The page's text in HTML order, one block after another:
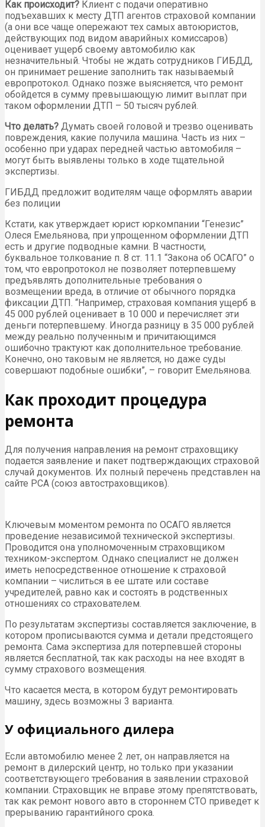
Как происходит? Клиент с подачи оперативно
подъехавших к месту ДТП агентов страховой компании
(а они все чаще опережают тех самых автоюристов,
действующих под видом аварийных комиссаров)
оценивает ущерб своему автомобилю как
незначительный. Чтобы не ждать сотрудников ГИБДД,
он принимает решение заполнить так называемый
европротокол. Однако позже выясняется, что ремонт
обойдется в сумму превышающую лимит выплат при
таком оформлении ДТП – 50 тысяч рублей.
Что делать? Думать своей головой и трезво оценивать
повреждения, какие получила машина. Часть из них –
особенно при ударах передней частью автомобиля –
могут быть выявлены только в ходе тщательной
экспертизы.
ГИБДД предложит водителям чаще оформлять аварии
без полиции
Кстати, как утверждает юрист юркомпании “Генезис”
Олеся Емельянова, при упрощенном оформлении ДТП
есть и другие подводные камни. В частности,
буквальное толкование п. 8 ст. 11.1 “Закона об ОСАГО” о
том, что европротокол не позволяет потерпевшему
предъявлять дополнительные требования о
возмещении вреда, в отличие от обычного порядка
фиксации ДТП. “Например, страховая компания ущерб в
45 000 рублей оценивает в 10 000 и перечисляет эти
деньги потерпевшему. Иногда разницу в 35 000 рублей
между реально полученным и причитающимся
ошибочно трактуют как дополнительное требование.
Конечно, оно таковым не является, но даже суды
совершают подобные ошибки”, – говорит Емельянова.
Как проходит процедура
ремонта
Для получения направления на ремонт страховщику
подается заявление и пакет подтверждающих страховой
случай документов. Их полный перечень представлен на
сайте РСА (союз автостраховщиков).
Ключевым моментом ремонта по ОСАГО является
проведение независимой технической экспертизы.
Проводится она уполномоченным страховщиком
техником-экспертом. Однако специалист не должен
иметь непосредственное отношение к страховой
компании – числиться в ее штате или составе
учредителей, равно как и состоять в родственных
отношениях со страхователем.
По результатам экспертизы составляется заключение, в
котором прописываются сумма и детали предстоящего
ремонта. Сама экспертиза для потерпевшей стороны
является бесплатной, так как расходы на нее входят в
сумму страхового возмещения.
Что касается места, в котором будут ремонтировать
машину, здесь возможны 3 варианта.
У официального дилера
Если автомобилю менее 2 лет, он направляется на
ремонт в дилерский центр, но только при указании
соответствующего требования в заявлении страховой
компании. Страховщик не вправе этому препятствовать,
так как ремонт нового авто в стороннем СТО приведет к
прерыванию гарантийного срока.